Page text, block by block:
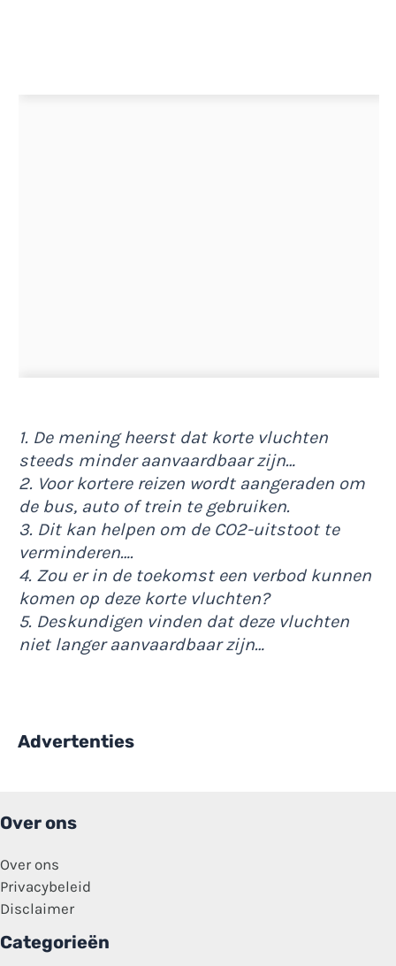
1. De mening heerst dat korte vluchten
steeds minder aanvaardbaar zijn…
2. Voor kortere reizen wordt aangeraden om
de bus, auto of trein te gebruiken.
3. Dit kan helpen om de CO2-uitstoot te
verminderen….
4. Zou er in de toekomst een verbod kunnen
komen op deze korte vluchten?
5. Deskundigen vinden dat deze vluchten
niet langer aanvaardbaar zijn…
Advertenties
Over ons
Over ons
Privacybeleid
Disclaimer
Categorieën